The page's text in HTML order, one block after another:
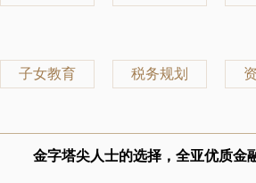
子女教育 税务规划
金字塔尖人士的选择，全亚优质金